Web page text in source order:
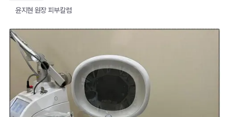
윤지현 원장 피부칼럼